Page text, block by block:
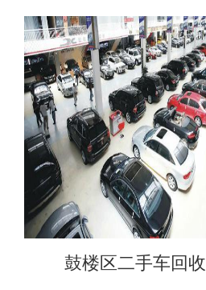
鼓楼区二手车回收